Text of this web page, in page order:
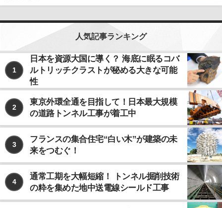
人気記事ランキング
1
日本を資源大国に導く？ 海底に眠るコバ
ルトリッチクラストが秘める大きな可能
性
2
東京外環全通を目指して！日本最大規模
の道路トンネル工事が着工中
3
フランスの集合住宅“白い木”が建築の未
来をつむぐ！
4
通常工期を大幅短縮！ トンネル掘削技術
の粋を集めた地中送電線シールド工事